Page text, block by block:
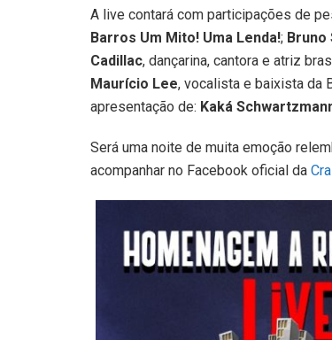
A live contará com participações de
Barros Um Mito! Uma Lenda!; Bruno
Cadillac, dançarina, cantora e atriz
Maurício Lee, vocalista e baixista da
apresentação de: Kaká
Será uma noite de muita emoção
acompanhar no Facebook oficial da